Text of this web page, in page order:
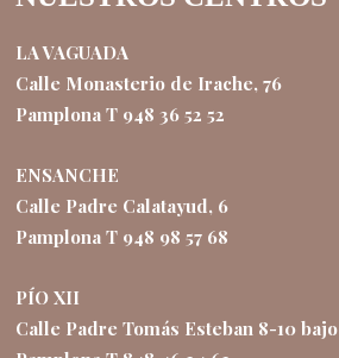
LA VAGUADA
Calle Monasterio de Irache, 76
Pamplona T 948 36 52 52
ENSANCHE
Calle Padre Calatayud, 6
Pamplona T 948 98 57 68
PÍO XII
Calle Padre Tomás Esteban 8-10 bajo